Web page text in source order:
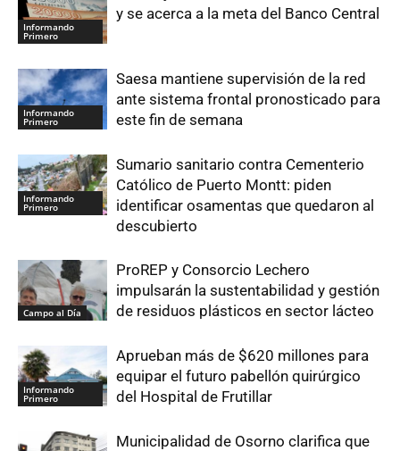
Informando
Primero
y se acerca a la meta del Banco Central
Informando
Primero
Saesa mantiene supervisión de la red
ante sistema frontal pronosticado para
este fin de semana
Informando
Primero
Sumario sanitario contra Cementerio
Católico de Puerto Montt: piden
identificar osamentas que quedaron al
descubierto
Campo al Día
ProREP y Consorcio Lechero
impulsarán la sustentabilidad y gestión
de residuos plásticos en sector lácteo
Informando
Primero
Aprueban más de $620 millones para
equipar el futuro pabellón quirúrgico
del Hospital de Frutillar
Municipalidad de Osorno clarifica que